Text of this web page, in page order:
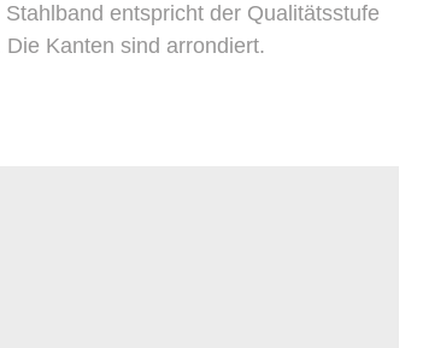
entspricht der Qualitätsstufe
Kanten sind arrondiert.